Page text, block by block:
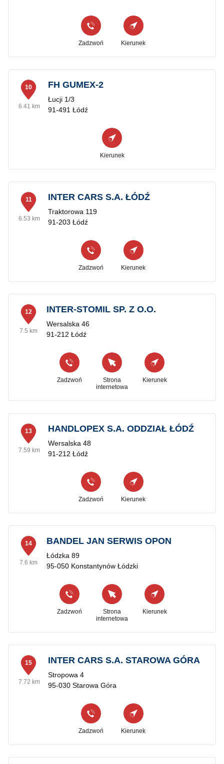
Zadzwoń Kierunek
10
6.41 km
FH GUMEX-2
Łucji 1/3
91-491 Łódź
Kierunek
11
6.53 km
INTER CARS S.A. ŁÓDŹ
Traktorowa 119
91-203 Łódź
Zadzwoń Kierunek
12
7.5 km
INTER-STOMIL SP. Z O.O.
Wersalska 46
91-212 Łódź
Zadzwoń
Strona
internetowa
Kierunek
13
7.59 km
HANDLOPEX S.A. ODDZIAŁ ŁÓDŹ
Wersalska 48
91-212 Łódź
Zadzwoń Kierunek
14
7.6 km
BANDEL JAN SERWIS OPON
Łódzka 89
95-050 Konstantynów Łódzki
Zadzwoń
Strona
internetowa
Kierunek
15
7.72 km
INTER CARS S.A. STAROWA GÓRA
Stropowa 4
95-030 Starowa Góra
Zadzwoń Kierunek